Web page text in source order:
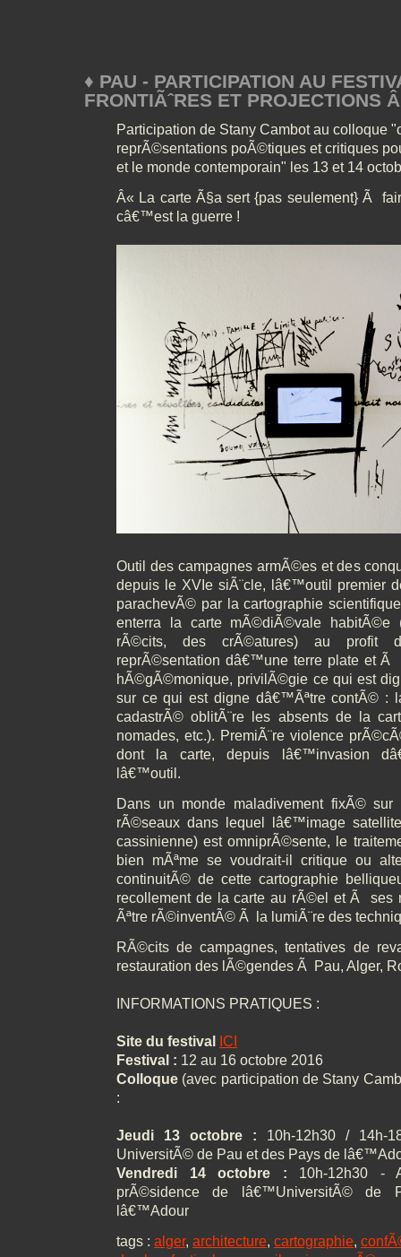
♦ PAU - PARTICIPATION AU
FRONTIÃˆRES ET PROJECTIONS
Participation de Stany Cambot au colloque
reprÃ©sentations poÃ©tiques et critiques
et le monde contemporain" les 13 et 14
Â« La carte Ã§a sert {pas seulement} Ã
câ€™est la guerre !
Outil des campagnes armÃ©es et des
depuis le XVIe siÃ¨cle, lâ€™outil premier
parachevÃ© par la cartographie
enterra la carte mÃ©diÃ©vale habitÃ©e
rÃ©cits, des crÃ©atures) au profit
reprÃ©sentation dâ€™une terre plate et
hÃ©gÃ©monique, privilÃ©gie ce qui est
sur ce qui est digne dâ€™Ãªtre contÃ© :
cadastrÃ© oblitÃ¨re les absents de la
nomades, etc.). PremiÃ¨re violence
dont la carte, depuis lâ€™invasion
lâ€™outil.
Dans un monde maladivement fixÃ© sur
rÃ©seaux dans lequel lâ€™image
cassinienne) est omniprÃ©sente, le
bien mÃªme se voudrait-il critique ou
continuitÃ© de cette cartographie
recollement de la carte au rÃ©el et Ã ses
Ãªtre rÃ©inventÃ© Ã la lumiÃ¨re des
RÃ©cits de campagnes, tentatives de
restauration des lÃ©gendes Ã Pau, Alger,
INFORMATIONS PRATIQUES :
Site du festival
ICI
Festival : 12 au 16 octobre 2016
Colloque (avec participation de Stany
:
Jeudi 13 octobre : 10h-12h30 / 14h-
UniversitÃ© de Pau et des Pays de
Vendredi 14 octobre : 10h-12h30 -
prÃ©sidence de lâ€™UniversitÃ©
lâ€™Adour
tags : alger, architecture, cartographie,